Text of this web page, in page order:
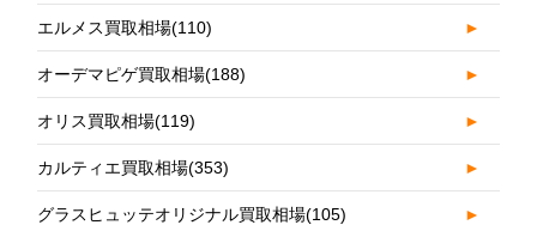
エルメス買取相場(110) ►
オーデマピゲ買取相場(188) ►
オリス買取相場(119) ►
カルティエ買取相場(353) ►
グラスヒュッテオリジナル買取相場(105) ►